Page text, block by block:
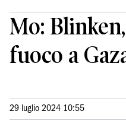
Mo:
fuoco a
29 luglio 2024 10:55